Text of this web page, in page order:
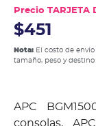
Precio TARJETA
$451
Nota: El costo de envío
tamaño, peso y
APC
consolas,